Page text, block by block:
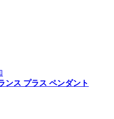
ンス プラス ペンダント